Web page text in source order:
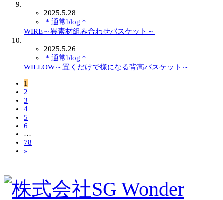
2025.5.28
＊通常blog＊
WIRE～異素材組み合わせバスケット～
2025.5.26
＊通常blog＊
WILLOW～置くだけで様になる背高バスケット～
1
2
3
4
5
6
…
78
»